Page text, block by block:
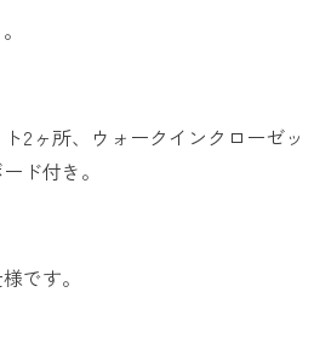
2ヶ所、ウォークインクローゼッ
ド付き。
です。